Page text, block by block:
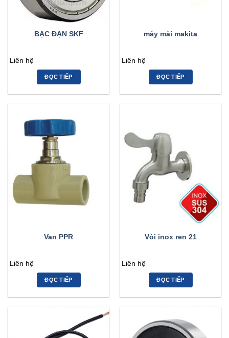
BẠC ĐẠN SKF
Liên hệ
ĐỌC TIẾP
máy mài makita
Liên hệ
ĐỌC TIẾP
Van PPR
Liên hệ
ĐỌC TIẾP
Vòi inox ren 21
Liên hệ
ĐỌC TIẾP